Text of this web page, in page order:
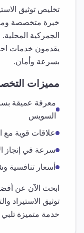
تخليص توثيق
خبرة متخصصة
الجمركية
يقدمون خدمات
بسرعة وأمان.
مميزات
معرفة عميقة
السويس
علاقات قوية مع
سرعة في إنجاز
أسعار تنافسية
ابحث الآن عن
توثيق الاستيراد
خدمة متميزة تلبي